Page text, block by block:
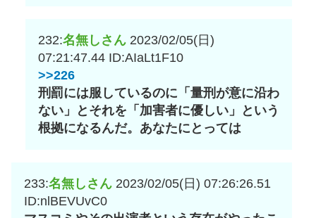
232:名無しさん 2023/02/05(日)
07:21:47.44 ID:AIaLt1F10
>>226
刑罰には服しているのに「量刑が意に沿わ
ない」とそれを「加害者に優しい」という
根拠になるんだ。あなたにとっては
233:名無しさん 2023/02/05(日) 07:26:26.51
ID:nlBEVUvC0